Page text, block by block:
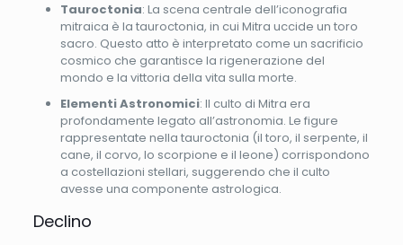
Tauroctonia: La scena centrale dell’iconografia
mitraica è la tauroctonia, in cui Mitra uccide un toro
sacro. Questo atto è interpretato come un sacrificio
cosmico che garantisce la rigenerazione del
mondo e la vittoria della vita sulla morte.
Elementi Astronomici: Il culto di Mitra era
profondamente legato all’astronomia. Le figure
rappresentate nella tauroctonia (il toro, il serpente, il
cane, il corvo, lo scorpione e il leone) corrispondono
a costellazioni stellari, suggerendo che il culto
avesse una componente astrologica.
Declino